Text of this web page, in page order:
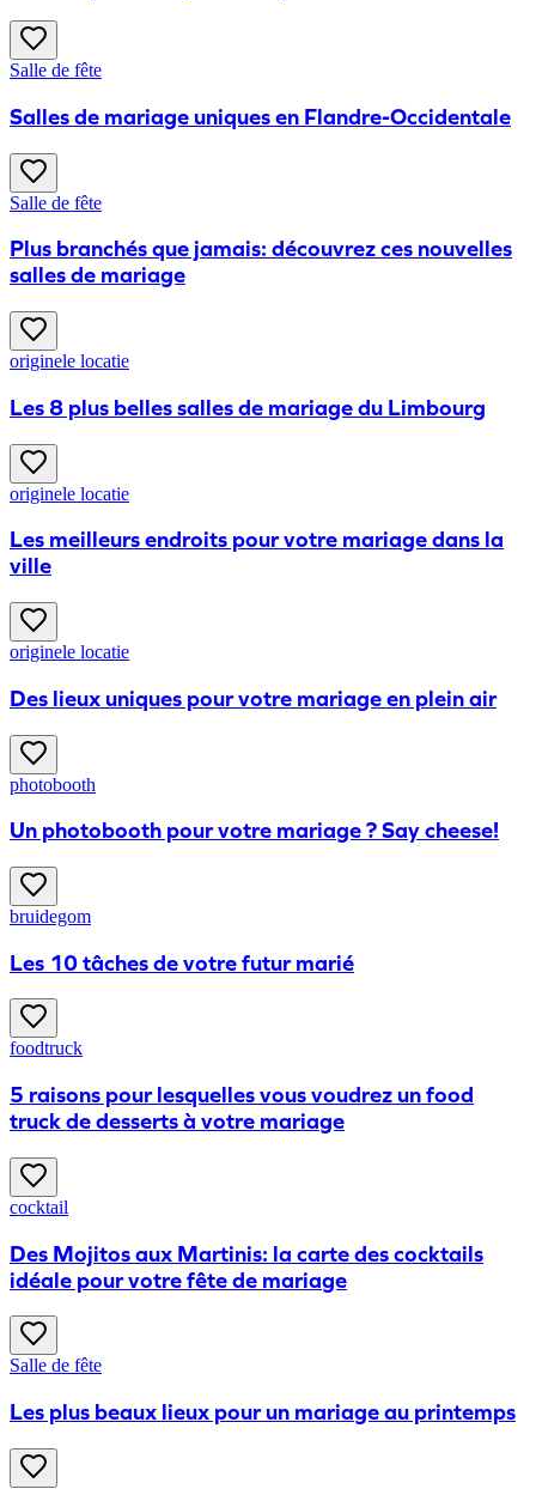
Salle de fête
Salles de mariage uniques en Flandre-Occidentale
Salle de fête
Plus branchés que jamais: découvrez ces nouvelles
salles de mariage
originele locatie
Les 8 plus belles salles de mariage du Limbourg
originele locatie
Les meilleurs endroits pour votre mariage dans la
ville
originele locatie
Des lieux uniques pour votre mariage en plein air
photobooth
Un photobooth pour votre mariage ? Say cheese!
bruidegom
Les 10 tâches de votre futur marié
foodtruck
5 raisons pour lesquelles vous voudrez un food
truck de desserts à votre mariage
cocktail
Des Mojitos aux Martinis: la carte des cocktails
idéale pour votre fête de mariage
Salle de fête
Les plus beaux lieux pour un mariage au printemps